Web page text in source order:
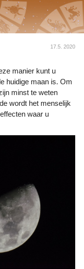
17.5. 2020
manier kunt u
huidige maan is. Om
minst te weten
wordt het menselijk
waar u